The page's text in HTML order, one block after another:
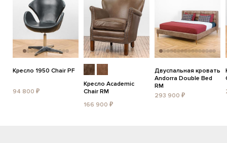
Кресло 1950 Chair PF
94 800 ₽
Кресло Academic
Chair RM
166 900 ₽
Двуспальная кровать
Andorra Double Bed
RM
293 900 ₽